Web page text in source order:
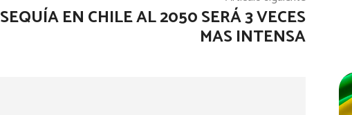
SEQUÍA EN CHILE AL 2050 SERÁ 3 VECES
MAS INTENSA